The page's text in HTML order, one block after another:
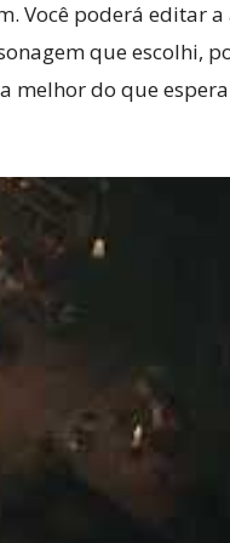
Você poderá editar
que escolhi,
do que